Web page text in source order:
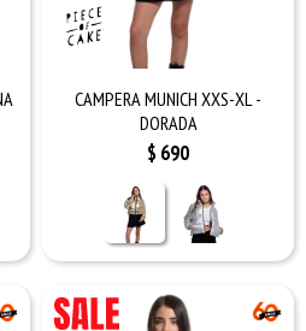
CAMPERA MUNICH XXS-XL -
DORADA
$ 690